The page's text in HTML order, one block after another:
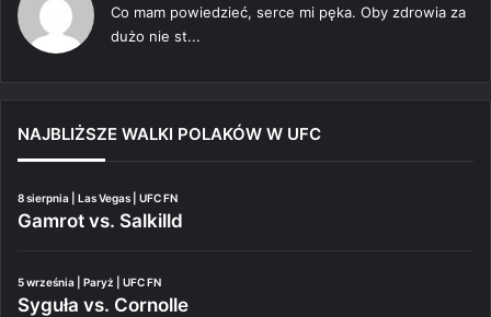
Co mam powiedzieć, serce mi pęka. Oby zdrowia za
dużo nie st...
NAJBLIŻSZE WALKI POLAKÓW W UFC
8 sierpnia | Las Vegas | UFC FN
Gamrot vs. Salkilld
5 września | Paryż | UFC FN
Syguła vs. Cornolle